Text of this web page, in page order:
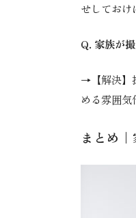
せしておけ
Q. 家族が
→【解決】
める雰囲気
まとめ